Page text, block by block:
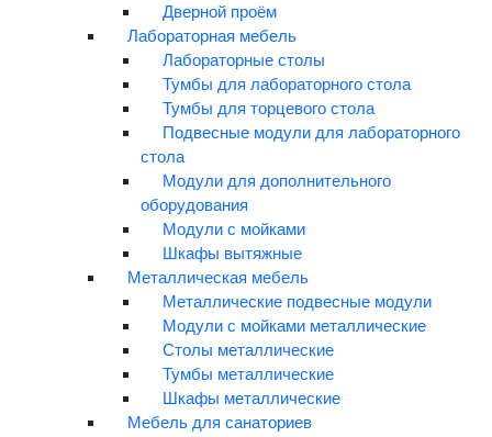
Дверной проём
Лабораторная мебель
Лабораторные столы
Тумбы для лабораторного стола
Тумбы для торцевого стола
Подвесные модули для лабораторного
стола
Модули для дополнительного
оборудования
Модули с мойками
Шкафы вытяжные
Металлическая мебель
Металлические подвесные модули
Модули с мойками металлические
Столы металлические
Тумбы металлические
Шкафы металлические
Мебель для санаториев
Мероприятия
Информационный центр
Наши проекты
Агентство медицинского консалтинга ZERTS
ZERTS-ШКОЛА
КЛУБ ZERTS
Мысли маркетолога
Assister club
8-800-500-43-94 8-495-649-62-60 zerts@zerts.ru